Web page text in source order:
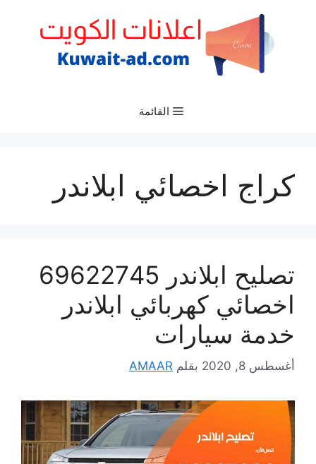
القائمة
كراج اخصائي ابلاندر
تصليح ابلاندر 69622745
اخصائي كهربائي ابلاندر
خدمة سيارات
أغسطس 8, 2020 بقلم AMAAR